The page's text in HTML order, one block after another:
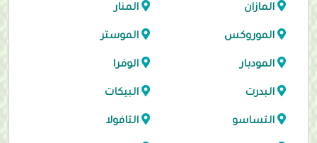
المازان المنار
الموروكس الموستر
المودبار الوفرا
البدرت البيكات
التساسو التافولا